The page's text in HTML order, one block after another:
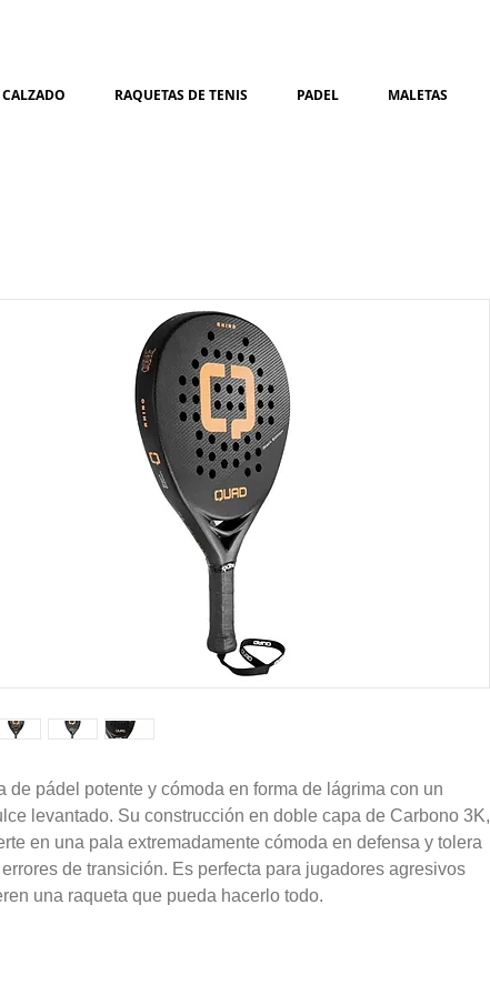
CALZADO RAQUETAS DE TENIS PADEL MALETAS
de pádel potente y cómoda en forma de lágrima con un
levantado. Su construcción en doble capa de Carbono 3K,
en una pala extremadamente cómoda en defensa y tolera
de transición. Es perfecta para jugadores agresivos
una raqueta que pueda hacerlo todo.